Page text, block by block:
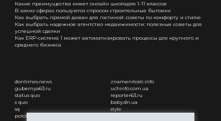
Какие преимущества имеет онлайн школадля 1-11 класcов
В каких сферах пользуются спросом строительные бытовки
Как выбрать прямой диван для гостиной: советы по комфорту и стилю
Как выбрать надежное агентство недвижимости: полезные советы для
успешной сделки
Как ERP-система 1 может автоматизировать процессы для крупного и
среднего бизнеса
dontimes.news
gubernya63.ru
status quo
s quo
sq
polotsk-portal.ru
znamenitosti.info
uchinfo.com.ua
reporter63.ru
baby.dn.ua
style